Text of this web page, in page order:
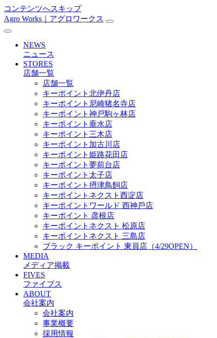
コンテンツへスキップ
メ
イ
Agro Works｜アグロワークス
NEWS
ニュース
STORES
店舗一覧
店舗一覧
キーポイント北伊丹店
キーポイント尼崎猪名寺店
キーポイント神戸駒ヶ林店
キーポイント垂水店
キーポイント三木店
キーポイント加古川店
キーポイント姫路花田店
キーポイント夢前台店
キーポイント太子店
キーポイント摂津鳥飼店
キーポイントネクスト西淀店
キーポイントワールド ⻄神戶店
キーポイント 彦根店
キーポイントネクスト 松原店
キーポイントネクスト 三島店
ブラック キーポイント 東員店（4/29OPEN）
MEDIA
メディア掲載
FIVES
ファイブス
ABOUT
会社案内
会社案内
事業概要
採用情報